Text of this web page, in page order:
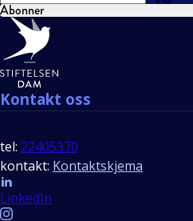
Abonner
Bunntekst
Kontakt oss
tel: 22405370
kontakt: Kontaktskjema
Follow us
LinkedIn